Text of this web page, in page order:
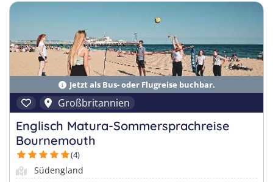
Jetzt als Bus- oder Flugreise buchbar.
Großbritannien
Englisch Matura-Sommersprachreise
Bournemouth
(4)
Südengland